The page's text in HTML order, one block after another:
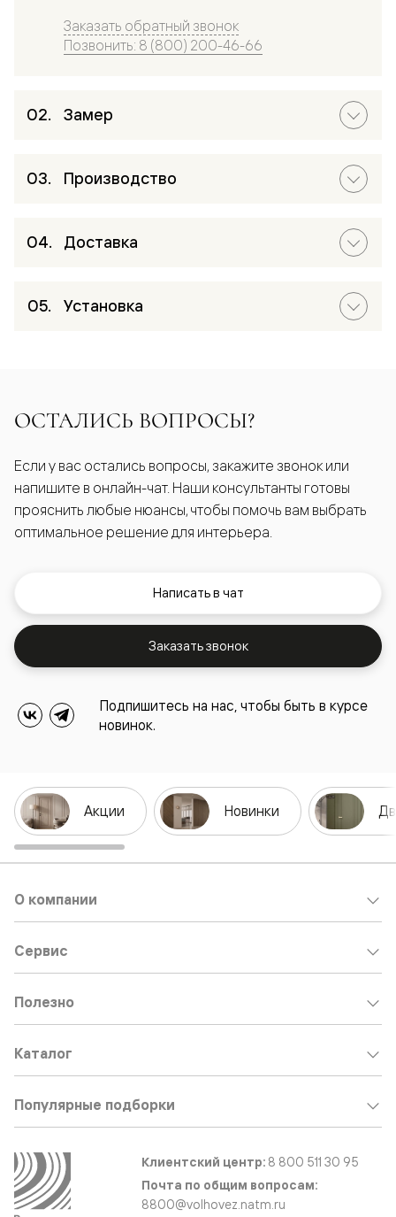
Заказать обратный звонок
Позвонить: 8 (800) 200-46-66
Замер
Производство
Доставка
Установка
ОСТАЛИСЬ ВОПРОСЫ?
Если у вас остались вопросы, закажите звонок или
напишите в онлайн-чат. Наши консультанты готовы
прояснить любые нюансы, чтобы помочь вам выбрать
оптимальное решение для интерьера.
Написать в чат
Заказать звонок
Подпишитесь на нас, чтобы быть в курсе
новинок.
Акции Новинки
О компании
Сервис
Полезно
Каталог
Популярные подборки
Клиентский центр: 8 800 511 30 95
Почта по общим вопросам:
8800@volhovez.natm.ru